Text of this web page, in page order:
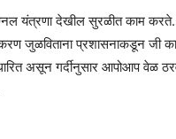
यंत्रणा देखील सुरळीत काम
जुळविताना प्रशासनाकडून जी
असून गर्दीनुसार आपोआप वेळ